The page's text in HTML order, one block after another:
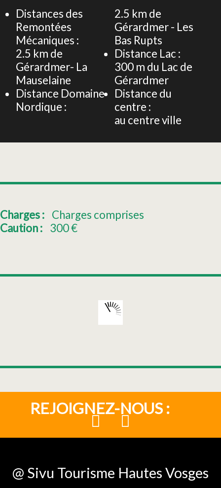
Distances des
Remontées
Mécaniques :
2.5 km de
Gérardmer- La
Mauselaine
Distance Domaine
Nordique :
2.5 km de
Gérardmer - Les
Bas Rupts
Distance Lac :
300 m du Lac de
Gérardmer
Distance du
centre :
au centre ville
Charges : Charges comprises
Caution : 300€
REJOIGNEZ-NOUS :
@ Sivu Tourisme Hautes Vosges